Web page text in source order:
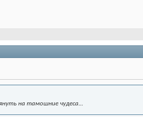
на тамошние чудеса...